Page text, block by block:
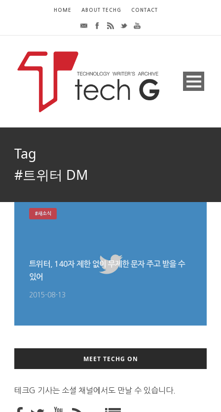
HOME ABOUT TECHG CONTACT
Tag
#트위터 DM
트위터, 140자 제한 없이 무제한 문자 주고 받을 수
있어
2015-08-13
#새소식
MEET TECHG ON
테크G 기사는 소셜 채널에서도 만날 수 있습니다.